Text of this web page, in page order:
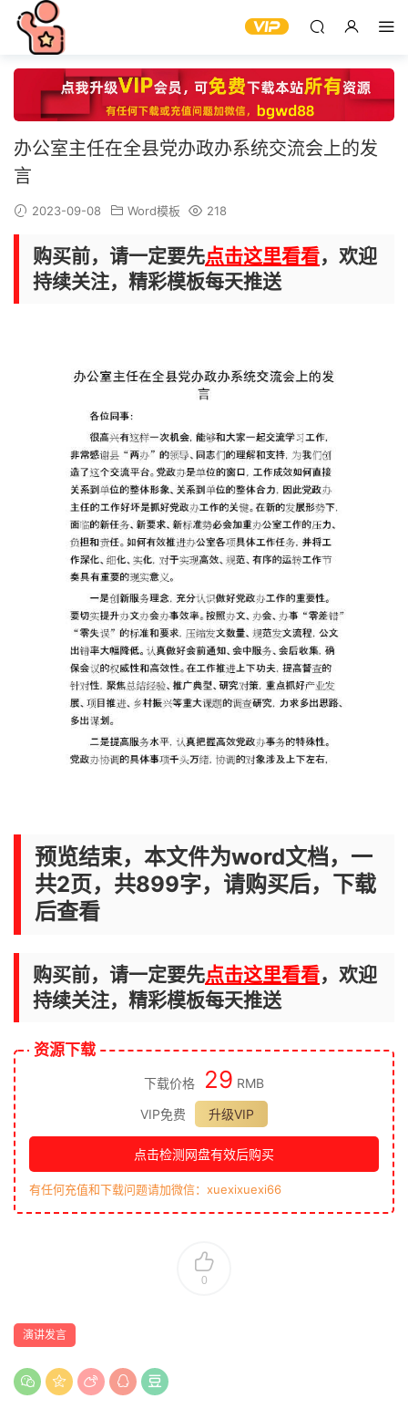
办公室主任在全县党办政办系统交流会上的发
言
2023-09-08 Word模板 218
购买前，请一定要先点击这里看看，欢迎
持续关注，精彩模板每天推送
预览结束，本文件为word文档，一
共2页，共899字，请购买后，下载
后查看
购买前，请一定要先点击这里看看，欢迎
持续关注，精彩模板每天推送
资源下载
下载价格 29 RMB
VIP免费
升级VIP
点击检测网盘有效后购买
有任何充值和下载问题请加微信：xuexixuexi66
0
演讲发言